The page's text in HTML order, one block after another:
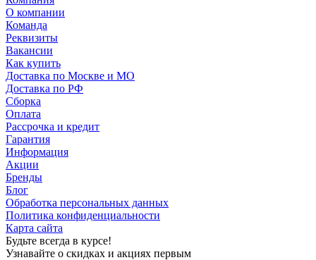
О компании
Команда
Реквизиты
Вакансии
Как купить
Доставка по Москве и МО
Доставка по РФ
Сборка
Оплата
Рассрочка и кредит
Гарантия
Информация
Акции
Бренды
Блог
Обработка персональных данных
Политика конфиденциальности
Карта сайта
Будьте всегда в курсе!
Узнавайте о скидках и акциях первым